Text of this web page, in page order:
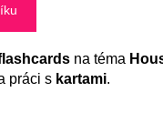
na téma
práci s kartami.